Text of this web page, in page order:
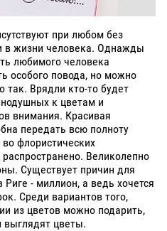
при любом без
в жизни человека. Однажды
любимого человека
особого повода, но можно
так. Врядли кто-то будет
к цветам и
внимания. Красивая
передать всю полноту
флористических
Великолепно
Существует причин для
- миллион, а ведь хочется
Среди вариантов того,
из цветов можно подарить,
выглядят цветы.